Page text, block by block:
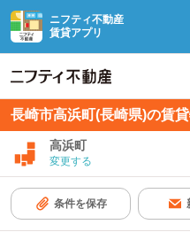
ニフティ不動産
賃貸アプリ
長崎市高浜町(長崎県)の賃
高浜町
変更する
条件を保存